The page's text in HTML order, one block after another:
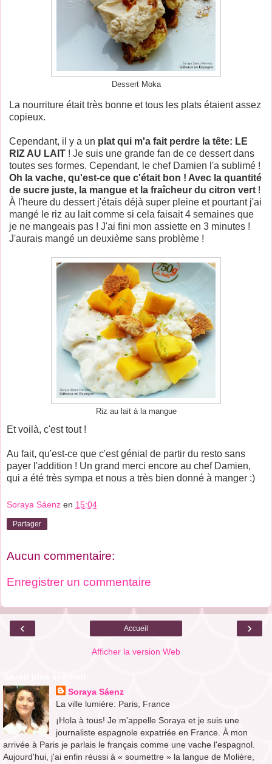
Dessert Moka
La nourriture était très bonne et tous les plats étaient assez
copieux.
Cependant, il y a un plat qui m'a fait perdre la tête: LE
RIZ AU LAIT ! Je suis une grande fan de ce dessert dans
toutes ses formes. Cependant, le chef Damien l'a sublimé !
Oh la vache, qu'est-ce que c'était bon ! Avec la quantité
de sucre juste, la mangue et la fraîcheur du citron vert !
À l'heure du dessert j'étais déjà super pleine et pourtant j'ai
mangé le riz au lait comme si cela faisait 4 semaines que
je ne mangeais pas ! J'ai fini mon assiette en 3 minutes !
J'aurais mangé un deuxième sans problème !
Riz au lait à la mangue
Et voilà, c'est tout !
Au fait, qu'est-ce que c'est génial de partir du resto sans
payer l'addition ! Un grand merci encore au chef Damien,
qui a été très sympa et nous a très bien donné à manger :)
Soraya Sáenz en 15:04
Partager
Aucun commentaire:
Enregistrer un commentaire
‹ ›
Accueil
Afficher la version Web
Soraya Sáenz
La ville lumière: Paris, France
¡Hola à tous! Je m'appelle Soraya et je suis une
journaliste espagnole expatriée en France. À mon
arrivée à Paris je parlais le français comme une vache l'espagnol.
Aujourd'hui, j'ai enfin réussi à « soumettre » la langue de Molière,